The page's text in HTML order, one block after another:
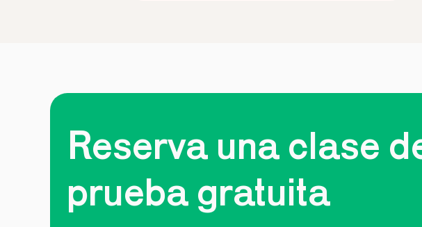
Reserva una clase
prueba gratuita